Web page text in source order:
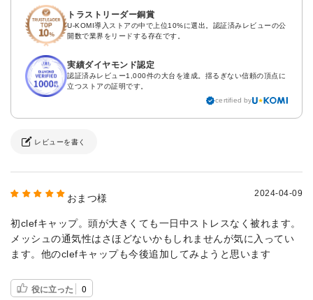
トラストリーダー銅賞
U-KOMI導入ストアの中で上位10%に選出。認証済みレビューの公
開数で業界をリードする存在です。
実績ダイヤモンド認定
認証済みレビュー1,000件の大台を達成。揺るぎない信頼の頂点に
立つストアの証明です。
certified by
レビューを書く
おまつ様 2024-04-09
初clefキャップ。頭が大きくても一日中ストレスなく被れます。
メッシュの通気性はさほどないかもしれませんが気に入ってい
ます。他のclefキャップも今後追加してみようと思います
役に立った 0